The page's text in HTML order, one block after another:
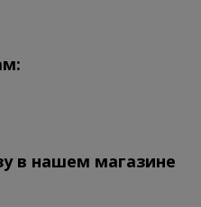
в нашем магазине